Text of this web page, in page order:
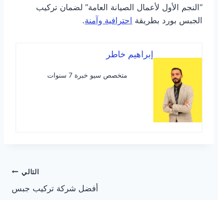
“النجم الأول لأعمال الصيانة العامة” لضمان تركيب
الجبس بورد بطريقة احترافية وآمنة.
إبراهيم خاطر
متخصص سيو خبرة 7 سنوات
التالي
أفضل شركة تركيب جبس